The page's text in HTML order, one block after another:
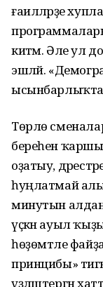
ғаиләләрҙе
китәм. Әле ул
эшләй.
ысынбарлыҡта
Төрлө
береһен
оҙатыу,
һуңлатмай
минутын алдан
үҫкән ауыл
һөҙөмтәле
принцибы»
үҙләштергән